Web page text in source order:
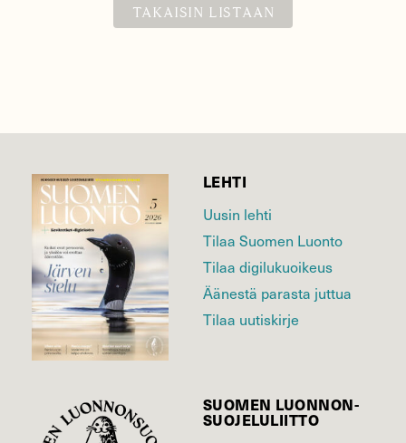
TAKAISIN LISTAAN
LEHTI
Uusin lehti
Tilaa Suomen Luonto
Tilaa digilukuoikeus
Äänestä parasta juttua
Tilaa uutiskirje
SUOMEN LUONNON­
SUOJELU­LIITTO